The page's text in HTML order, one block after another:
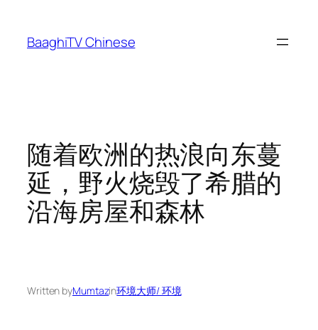
content
BaaghiTV Chinese
随着欧洲的热浪向东蔓
延，野火烧毁了希腊的
沿海房屋和森林
Written byMumtazin环境大师/ 环境